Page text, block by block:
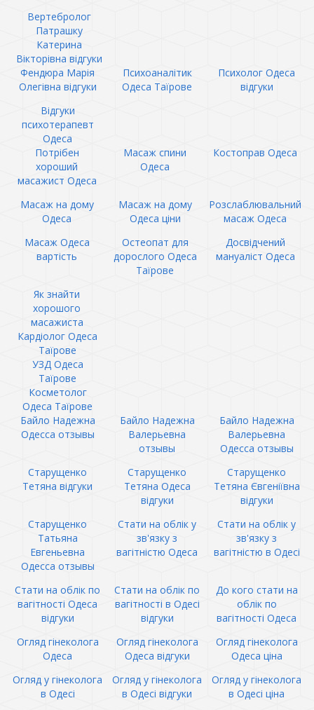
Вертебролог
Патрашку
Катерина
Вікторівна відгуки
Фендюра Марія
Олегівна відгуки
Психоаналітик
Одеса Таїрове
Психолог Одеса
відгуки
Відгуки
психотерапевт
Одеса
Потрібен
хороший
масажист Одеса
Масаж спини
Одеса
Костоправ Одеса
Масаж на дому
Одеса
Масаж на дому
Одеса ціни
Розслаблювальний
масаж Одеса
Масаж Одеса
вартість
Остеопат для
дорослого Одеса
Таїрове
Досвідчений
мануаліст Одеса
Як знайти
хорошого
масажиста
Кардіолог Одеса
Таїрове
УЗД Одеса
Таїрове
Косметолог
Одеса Таїрове
Байло Надежна
Одесса отзывы
Байло Надежна
Валерьевна
отзывы
Байло Надежна
Валерьевна
Одесса отзывы
Старущенко
Тетяна відгуки
Старущенко
Тетяна Одеса
відгуки
Старущенко
Тетяна Євгеніївна
відгуки
Старущенко
Татьяна
Евгеньевна
Одесса отзывы
Стати на облік у
зв'язку з
вагітністю Одеса
Стати на облік у
зв'язку з
вагітністю в Одесі
Стати на облік по
вагітності Одеса
відгуки
Стати на облік по
вагітності в Одесі
відгуки
До кого стати на
облік по
вагітності Одеса
Огляд гінеколога
Одеса
Огляд гінеколога
Одеса відгуки
Огляд гінеколога
Одеса ціна
Огляд у гінеколога
в Одесі
Огляд у гінеколога
в Одесі відгуки
Огляд у гінеколога
в Одесі ціна